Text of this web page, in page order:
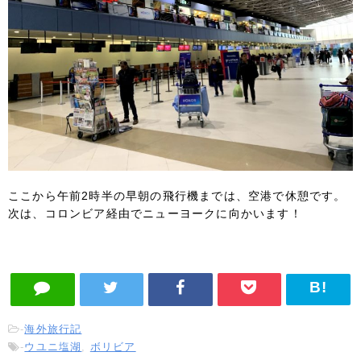
ここから午前2時半の早朝の飛行機までは、空港で休憩です。
次は、コロンビア経由でニューヨークに向かいます！
-海外旅行記
-ウユニ塩湖 , ボリビア